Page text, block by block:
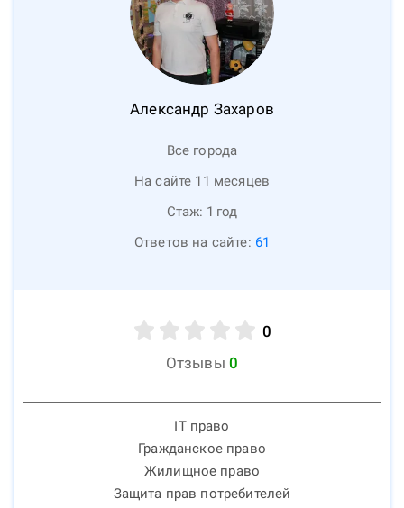
Александр Захаров
Все города
На сайте 11 месяцев
Стаж: 1 год
Ответов на сайте: 61
0
Отзывы 0
IT право
Гражданское право
Жилищное право
Защита прав потребителей